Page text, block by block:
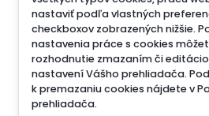
nastaviť podľa vlastných
checkboxov zobrazených nižšie.
nastavenia práce s cookies
rozhodnutie zmazaním či
nastavení Vášho prehliadača.
k premazaniu cookies nájdete v
prehliadača.